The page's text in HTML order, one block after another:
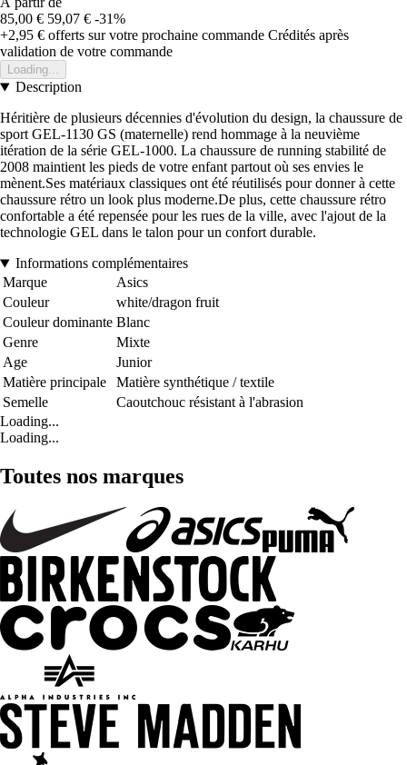
85,00 € 59,07 € -31%
+2,95 € offerts sur votre prochaine commande Crédités après
validation de votre commande
Loading...
Description
Héritière de plusieurs décennies d'évolution du design, la chaussure de
sport GEL-1130 GS (maternelle) rend hommage à la neuvième
itération de la série GEL-1000. La chaussure de running stabilité de
2008 maintient les pieds de votre enfant partout où ses envies le
mènent.Ses matériaux classiques ont été réutilisés pour donner à cette
chaussure rétro un look plus moderne.De plus, cette chaussure rétro
confortable a été repensée pour les rues de la ville, avec l'ajout de la
technologie GEL dans le talon pour un confort durable.
Informations complémentaires
Marque
Asics
Couleur
white/dragon fruit
Couleur dominante Blanc
Genre
Mixte
Age
Junior
Matière principale
Matière synthétique / textile
Semelle
Caoutchouc résistant à l'abrasion
Loading...
Loading...
Toutes nos marques